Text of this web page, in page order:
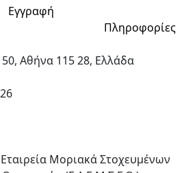
Εγγραφή
Πληροφορίες
Αθήνα 115 28, Ελλάδα
Μοριακά Στοχευμένων